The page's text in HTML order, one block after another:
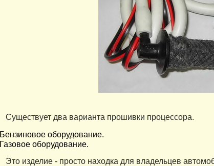
Существует два варианта прошивки процессора.
Бензиновое оборудование.
Газовое оборудование.
Это изделие - просто находка для владельцев